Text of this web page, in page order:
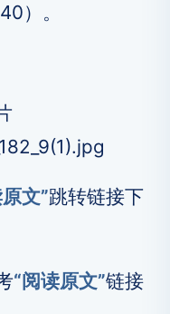
）。
文”跳转链接下
“阅读原文”链接